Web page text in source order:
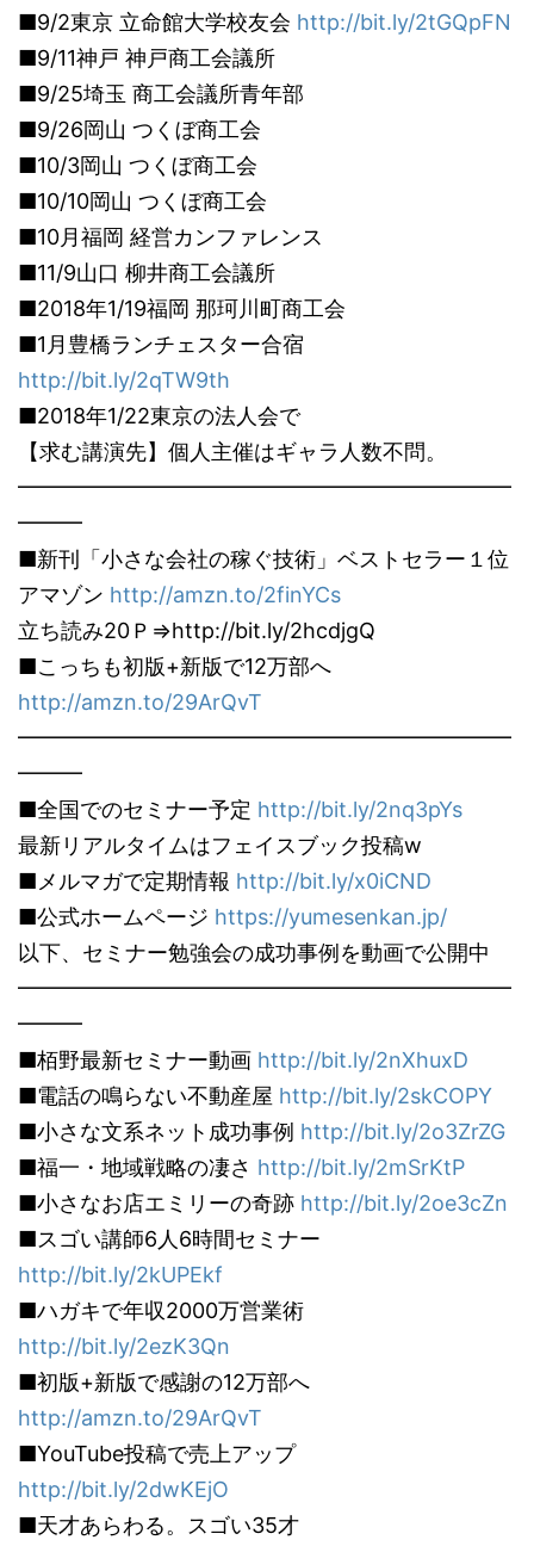
■9/2東京 立命館大学校友会 http://bit.ly/2tGQpFN
■9/11神戸 神戸商工会議所
■9/25埼玉 商工会議所青年部
■9/26岡山 つくぼ商工会
■10/3岡山 つくぼ商工会
■10/10岡山 つくぼ商工会
■10月福岡 経営カンファレンス
■11/9山口 柳井商工会議所
■2018年1/19福岡 那珂川町商工会
■1月豊橋ランチェスター合宿
http://bit.ly/2qTW9th
■2018年1/22東京の法人会で
【求む講演先】個人主催はギャラ人数不問。
━━━━━━━━━━━━━━━━━━━━━━━
━━━
■新刊「小さな会社の稼ぐ技術」ベストセラー１位
アマゾン http://amzn.to/2finYCs
立ち読み20Ｐ⇒http://bit.ly/2hcdjgQ
■こっちも初版+新版で12万部へ
http://amzn.to/29ArQvT
━━━━━━━━━━━━━━━━━━━━━━━
━━━
■全国でのセミナー予定 http://bit.ly/2nq3pYs
最新リアルタイムはフェイスブック投稿w
■メルマガで定期情報 http://bit.ly/x0iCND
■公式ホームページ https://yumesenkan.jp/
以下、セミナー勉強会の成功事例を動画で公開中
━━━━━━━━━━━━━━━━━━━━━━━
━━━
■栢野最新セミナー動画 http://bit.ly/2nXhuxD
■電話の鳴らない不動産屋 http://bit.ly/2skCOPY
■小さな文系ネット成功事例 http://bit.ly/2o3ZrZG
■福一・地域戦略の凄さ http://bit.ly/2mSrKtP
■小さなお店エミリーの奇跡 http://bit.ly/2oe3cZn
■スゴい講師6人6時間セミナー
http://bit.ly/2kUPEkf
■ハガキで年収2000万営業術
http://bit.ly/2ezK3Qn
■初版+新版で感謝の12万部へ
http://amzn.to/29ArQvT
■YouTube投稿で売上アップ
http://bit.ly/2dwKEjO
■天才あらわる。スゴい35才